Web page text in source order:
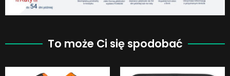
To może Ci się spodobać